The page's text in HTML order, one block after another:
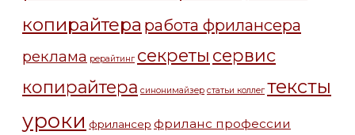
копирайтера работа фрилансера
реклама рерайтинг секреты сервис
копирайтера синонимайзер статьи коллег тексты
уроки фрилансер фриланс профессии